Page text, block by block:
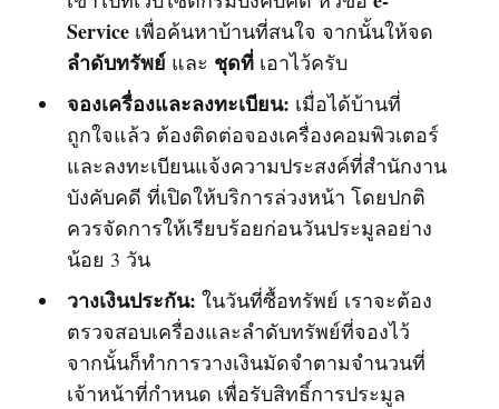
Serviceเพื่อค้นหาบ้านที่สนใจ จากนั้นให้จด
ลำดับทรัพย์และ ชุดที่เอาไว้ครับ
จองเครื่องและลงทะเบียน: เมื่อได้บ้านที่
ถูกใจแล้ว ต้องติดต่อจองเครื่องคอมพิวเตอร์
และลงทะเบียนแจ้งความประสงค์ที่สำนักงาน
บังคับคดี ที่เปิดให้บริการล่วงหน้า โดยปกติ
ควรจัดการให้เรียบร้อยก่อนวันประมูลอย่าง
น้อย 3 วัน
วางเงินประกัน: ในวันที่ซื้อทรัพย์ เราจะต้อง
ตรวจสอบเครื่องและลำดับทรัพย์ที่จองไว้
จากนั้นก็ทำการวางเงินมัดจำตามจำนวนที่
เจ้าหน้าที่กำหนด เพื่อรับสิทธิ์การประมูล